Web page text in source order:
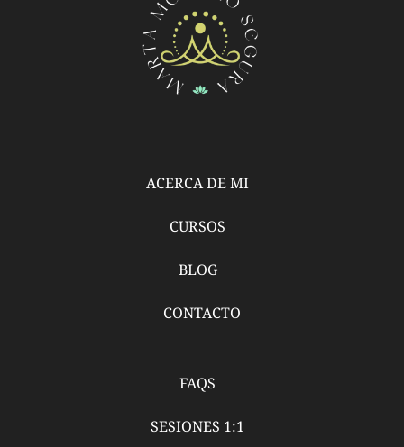
ACERCA DE MI
CURSOS
BLOG
CONTACTO
FAQS
SESIONES 1:1